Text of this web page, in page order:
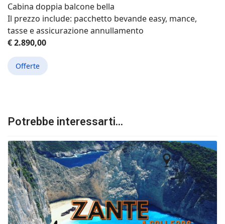
Cabina doppia balcone bella
Il prezzo include: pacchetto bevande easy, mance,
tasse e assicurazione annullamento
€ 2.890,00
Offerte
Potrebbe interessarti...